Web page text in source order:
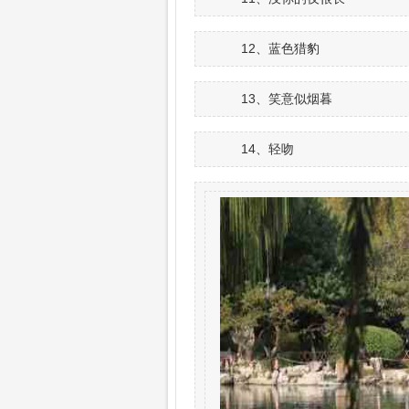
12、蓝色猎豹
13、笑意似烟暮
14、轻吻